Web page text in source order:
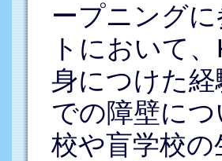
ープニング
トにおいて
身につけた
での障壁に
校や盲学校